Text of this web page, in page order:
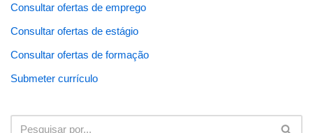
Consultar ofertas de emprego
Consultar ofertas de estágio
Consultar ofertas de formação
Submeter currículo